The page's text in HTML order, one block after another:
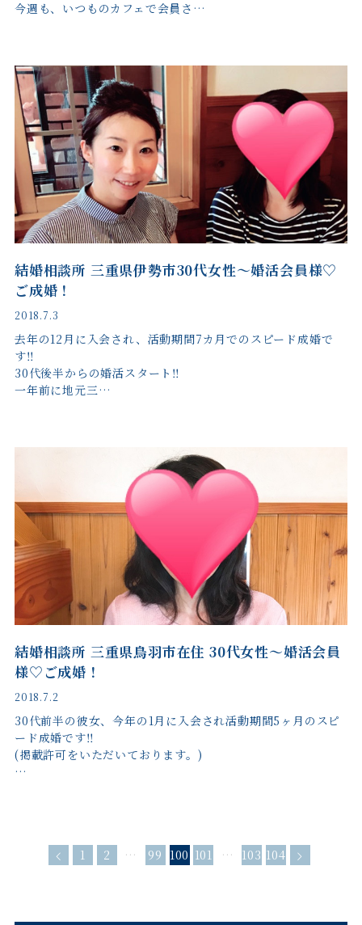
今週も、いつものカフェで会員さ…
結婚相談所 三重県伊勢市30代女性～婚活会員様♡
ご成婚！
2018.7.3
去年の12月に入会され、活動期間7カ月でのスピード成婚で
す‼︎
30代後半からの婚活スタート‼︎
一年前に地元三…
結婚相談所 三重県鳥羽市在住 30代女性～婚活会員
様♡ご成婚！
2018.7.2
30代前半の彼女、今年の1月に入会され活動期間5ヶ月のスピ
ード成婚です‼︎
(掲載許可をいただいております。)
…
1 2 … 99 100 101 … 103 104